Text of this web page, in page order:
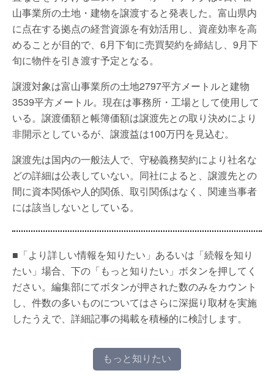
山事業所の土地・建物を譲渡すると発表した。富山県内
に点在する拠点の経営資源を有効活用し、資産効率を高
めることが目的で、6月下旬に売買契約を締結し、9月下
旬に物件を引き渡す予定となる。
譲渡対象は富山事業所の土地2797平方メートルと建物
3539平方メートル。現在は事務所・工場として使用して
いる。譲渡価額と帳簿価額は譲渡先との取り決めにより
非開示としているが、譲渡益は100万円を見込む。
譲渡先は国内の一般法人で、守秘義務契約により社名な
どの詳細は公表していない。同社によると、譲渡先との
間に資本関係や人的関係、取引関係はなく、関連当事者
には該当しないとしている。
■「より詳しい情報を知りたい」あるいは「続報を知り
たい」場合、下の「もっと知りたい」ボタンを押してく
ださい。編集部にてボタンが押された数のみをカウント
し、件数の多いものについてはさらに深掘り取材を実施
したうえで、詳細記事の掲載を積極的に検討します。
もっと知りたい